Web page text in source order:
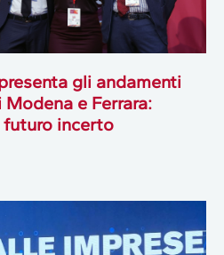
gli andamenti
e Ferrara:
incerto